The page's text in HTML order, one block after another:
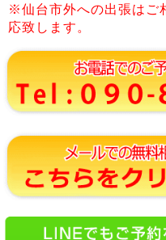
※仙台市外への出張はご
応致します。